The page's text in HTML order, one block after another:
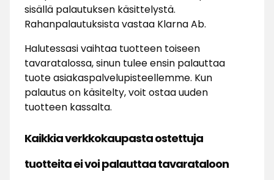
sisällä palautuksen käsittelystä.
Rahanpalautuksista vastaa Klarna Ab.
Halutessasi vaihtaa tuotteen toiseen
tavaratalossa, sinun tulee ensin palauttaa
tuote asiakaspalvelupisteellemme. Kun
palautus on käsitelty, voit ostaa uuden
tuotteen kassalta.
Kaikkia verkkokaupasta ostettuja
tuotteita ei voi palauttaa tavarataloon